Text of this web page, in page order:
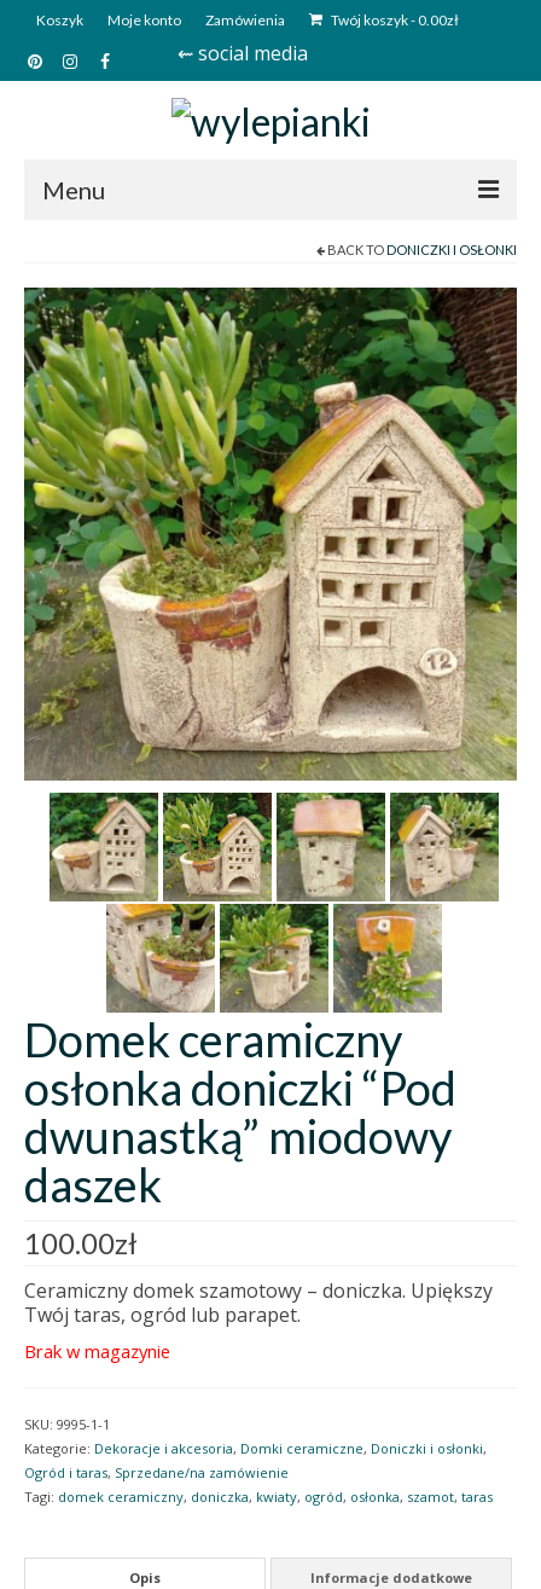
Koszyk Moje konto Zamówienia Twój koszyk-0.00zł
⇜ social media
Menu
Sklep
Kim jesteśmy?
Kontakt
Deutsch
BACK TODONICZKI I OSŁONKI
Domek ceramiczny
osłonka doniczki “Pod
dwunastką” miodowy
daszek
100.00zł
Ceramiczny domek szamotowy – doniczka. Upiększy
Twój taras, ogród lub parapet.
Brak w magazynie
SKU: 9995-1-1
Kategorie: Dekoracje i akcesoria, Domki ceramiczne, Doniczki i osłonki,
Ogród i taras, Sprzedane/na zamówienie
Tagi: domek ceramiczny, doniczka, kwiaty, ogród, osłonka, szamot, taras
Opis Informacje dodatkowe